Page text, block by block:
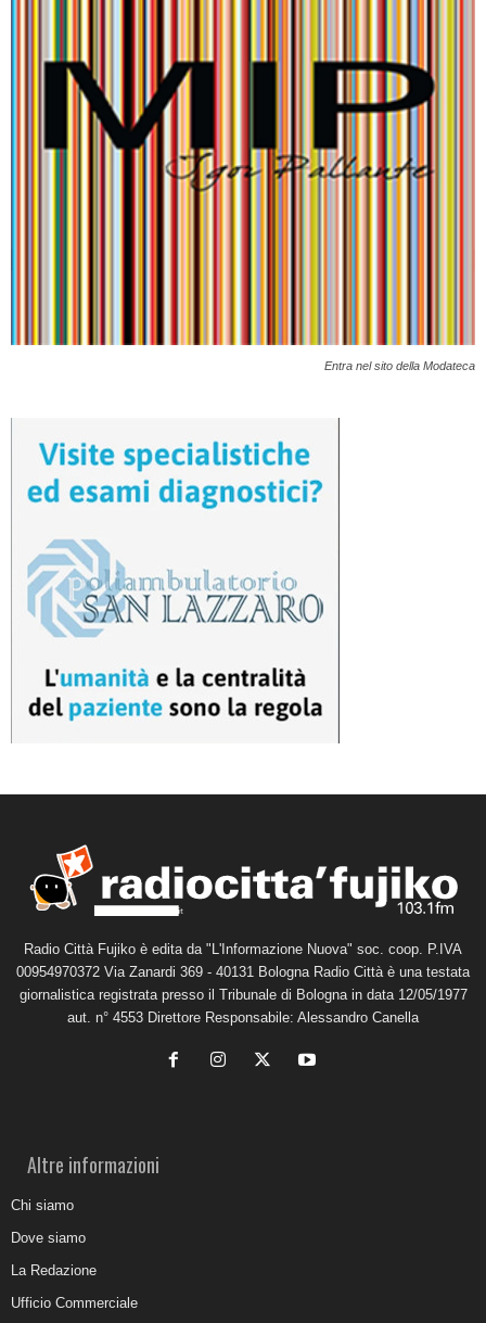
Entra nel sito della Modateca
Radio Città Fujiko è edita da "L'Informazione Nuova" soc. coop. P.IVA
00954970372 Via Zanardi 369 - 40131 Bologna Radio Città è una testata
giornalistica registrata presso il Tribunale di Bologna in data 12/05/1977
aut. n° 4553 Direttore Responsabile: Alessandro Canella
Altre informazioni
Chi siamo
Dove siamo
La Redazione
Ufficio Commerciale